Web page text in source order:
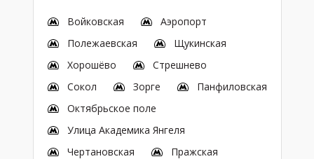
Войковская
Аэропорт
Полежаевская
Щукинская
Хорошёво
Стрешнево
Сокол
Зорге
Панфиловская
Октябрьское поле
Улица Академика Янгеля
Чертановская
Пражская